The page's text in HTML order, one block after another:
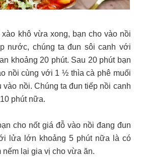
khô vừa xong, bạn cho vào nồi
nước, chúng ta đun sôi canh với
khoảng 20 phút. Sau 20 phút bạn
nồi cùng với 1 ½ thìa cà phê muối
nồi. Chúng ta đun tiếp nồi canh
phút nữa.
cho nốt giá đỗ vào nồi đang đun
lửa lớn khoảng 5 phút nữa là có
nếm lại gia vị cho vừa ăn.